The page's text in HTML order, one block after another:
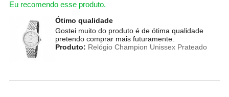
Eu recomendo esse produto.
Ótimo qualidade
Gostei muito do produto é de ótima qualidade
pretendo comprar mais futuramente.
Produto: Relógio Champion Unissex Prateado